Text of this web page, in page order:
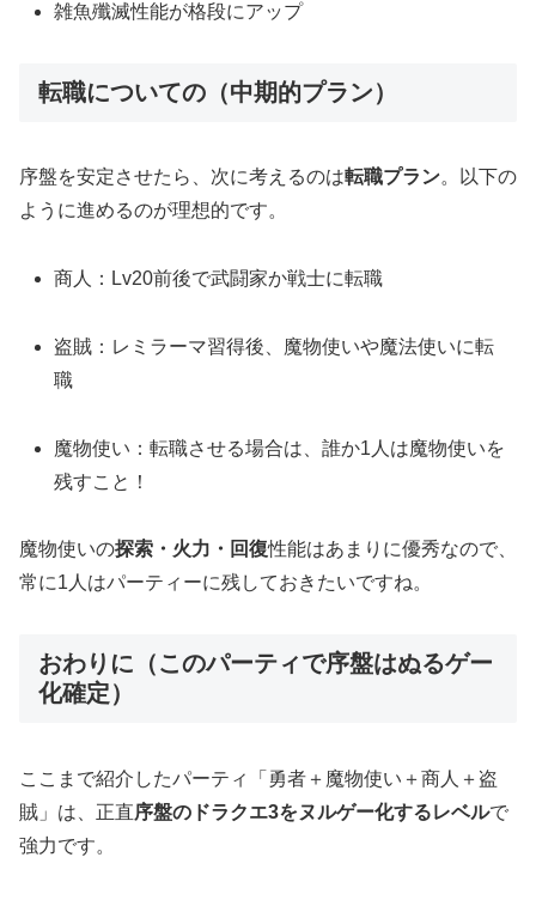
雑魚殲滅性能が格段にアップ
転職についての（中期的プラン）
序盤を安定させたら、次に考えるのは転職プラン。以下の
ように進めるのが理想的です。
商人：Lv20前後で武闘家か戦士に転職
盗賊：レミラーマ習得後、魔物使いや魔法使いに転
職
魔物使い：転職させる場合は、誰か1人は魔物使いを
残すこと！
魔物使いの探索・火力・回復性能はあまりに優秀なので、
常に1人はパーティーに残しておきたいですね。
おわりに（このパーティで序盤はぬるゲー
化確定）
ここまで紹介したパーティ「勇者＋魔物使い＋商人＋盗
賊」は、正直序盤のドラクエ3をヌルゲー化するレベルで
強力です。